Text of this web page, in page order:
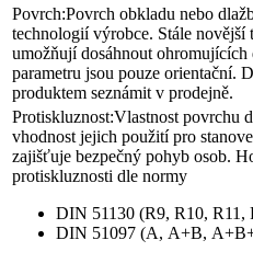
Povrch:Povrch obkladu nebo
technologií výrobce. Stále novější
umožňují dosáhnout
parametru jsou pouze orientační.
produktem seznámit v prodejně.
Protiskluznost:Vlastnost povrchu
vhodnost jejich použití pro
zajišťuje bezpečný pohyb osob.
protiskluznosti dle normy
DIN 51130 (R9, R10, R11,
DIN 51097 (A, A+B,